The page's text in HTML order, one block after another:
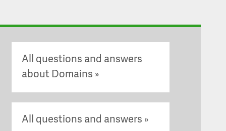
All questions and answers
about Domains
All questions and answers